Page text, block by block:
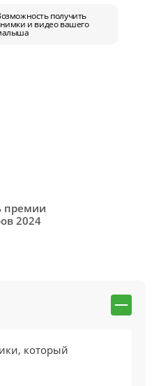
получить
и видео вашего
премии
2024
который